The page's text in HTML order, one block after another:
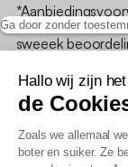
Ga door zonder
Hallo wij zijn
de
Zoals we allemaal
boter en suiker. Ze
sweeek